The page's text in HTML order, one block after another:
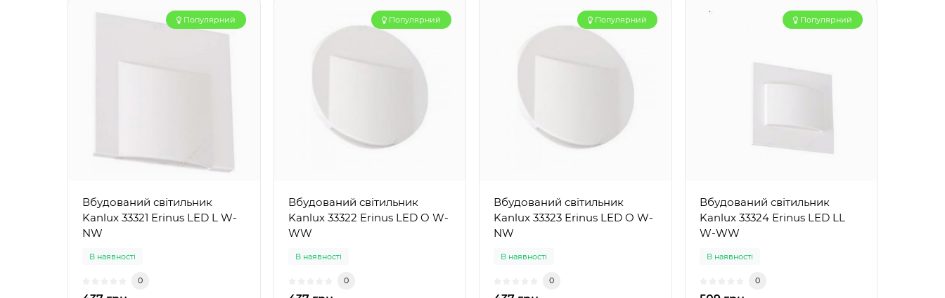
Популярний
Вбудований світильник
Kanlux 33321 Erinus LED L W-
NW
В наявності
0
Популярний
Вбудований світильник
Kanlux 33322 Erinus LED O W-
WW
В наявності
0
Популярний
Вбудований світильник
Kanlux 33323 Erinus LED O W-
NW
В наявності
0
Популярний
Вбудований світильник
Kanlux 33324 Erinus LED LL
W-WW
В наявності
0